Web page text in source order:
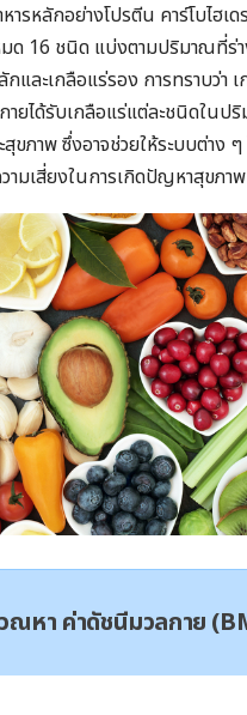
ารหลักอย่างโปรตีน คาร์โบไฮเ
ด 16 ชนิด แบ่งตามปริมาณที่ร่า
และเกลือแร่รอง การทราบว่า เ
ายได้รับเกลือแร่แต่ละชนิดในป
สุขภาพ ซึ่งอาจช่วยให้ระบบต่าง
ามเสี่ยงในการเกิดปัญหาสุขภาพ
ณหา ค่าดัชนีมวลกาย